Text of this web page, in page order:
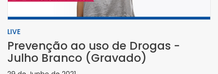
LIVE
Prevenção ao uso de Drogas -
Julho Branco (Gravado)